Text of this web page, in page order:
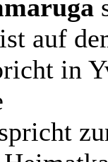
ist auf
in